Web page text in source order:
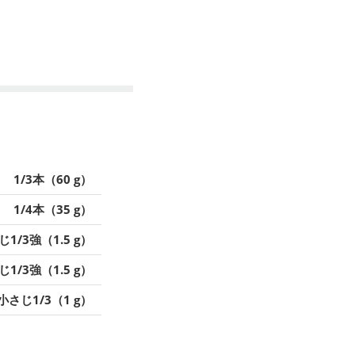
1/3本（60 g）
1/4本（35 g）
1/3強（1.5 g）
1/3強（1.5 g）
さじ1/3（1 g）